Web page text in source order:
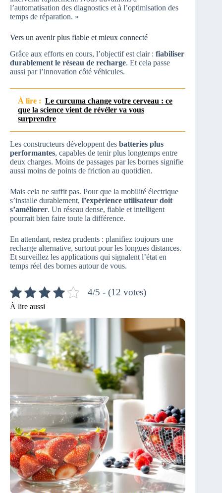
l’automatisation des diagnostics et à l’optimisation des
temps de réparation. »
Vers un avenir plus fiable et mieux connecté
Grâce aux efforts en cours, l’objectif est clair : fiabiliser
durablement le réseau de recharge. Et cela passe
aussi par l’innovation côté véhicules.
À lire : Le curcuma change votre cerveau : ce
que la science vient de révéler va vous
surprendre
Les constructeurs développent des batteries plus
performantes, capables de tenir plus longtemps entre
deux charges. Moins de passages par les bornes signifie
aussi moins de points de friction au quotidien.
Mais cela ne suffit pas. Pour que la mobilité électrique
s’installe durablement, l’expérience utilisateur doit
s’améliorer. Un réseau dense, fiable et intelligent
pourrait bien faire toute la différence.
En attendant, restez prudents : planifiez toujours une
recharge alternative, surtout pour les longues distances.
Et surveillez les applications qui signalent l’état en
temps réel des bornes autour de vous.
4/5 - (12 votes)
À lire aussi